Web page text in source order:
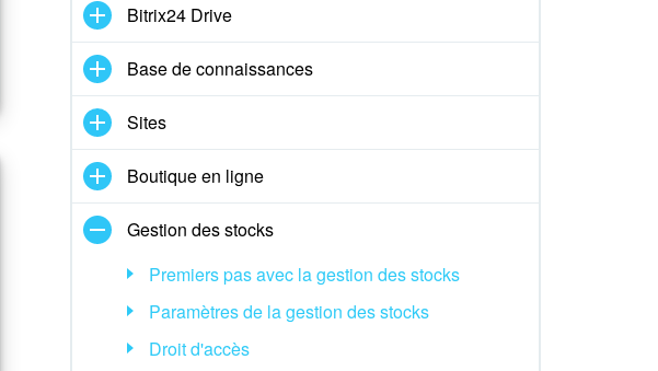
Bitrix24 Drive
Base de connaissances
Sites
Boutique en ligne
Gestion des stocks
Premiers pas avec la gestion des stocks
Paramètres de la gestion des stocks
Droit d'accès